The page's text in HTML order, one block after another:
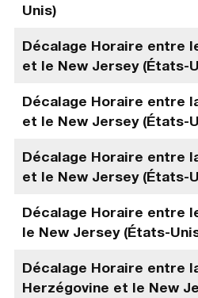
Unis)
Décalage Horaire entre
et le New Jersey (États-
Décalage Horaire entre
et le New Jersey (États-
Décalage Horaire entre
et le New Jersey (États-
Décalage Horaire entre
le New Jersey (États-
Décalage Horaire entre
Herzégovine et le New